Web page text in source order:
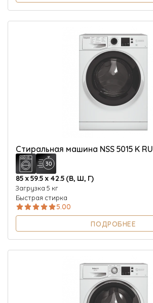
Стиральная машина NSS 5015 K RU
85 х 59.5 х 42.5 (В, Ш, Г)
Загрузка 5 кг
Быстрая стирка
5.00
ПОДРОБНЕЕ